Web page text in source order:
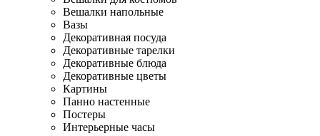
Вешалки напольные
Вазы
Декоративная посуда
Декоративные тарелки
Декоративные блюда
Декоративные цветы
Картины
Панно настенные
Постеры
Интерьерные часы